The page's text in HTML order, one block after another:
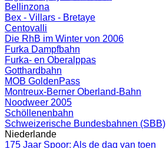
Bellinzona
Bex - Villars - Bretaye
Centovalli
Die RhB im Winter von 2006
Furka Dampfbahn
Furka- en Oberalppas
Gotthardbahn
MOB GoldenPass
Montreux-Berner Oberland-Bahn
Noodweer 2005
Schöllenenbahn
Schweizerische Bundesbahnen (SBB)
Niederlande
175 Jaar Spoor: Als de dag van toen